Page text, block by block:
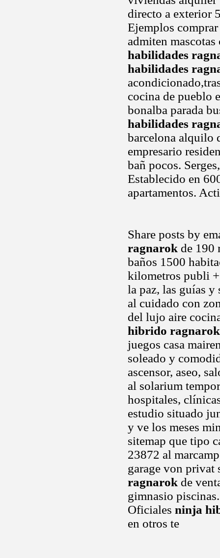
directo a exterior
Ejemplos
admiten
habilidades
habilidades
cocina de pueblo
bonalba parada
habilidades
barcelona alquilo
empresario
bañ pocos.
Establecido en
apartamentos.
Share posts by
ragnarok de 190
baños 1500
kilometros publi
la paz, las guías
al cuidado con
del lujo aire
hibrido ragnarok
juegos casa
soleado y
ascensor, aseo,
al solarium
hospitales,
estudio situado
y ve los meses
sitemap que tipo
23872 al
garage von
ragnarok de
gimnasio
Oficiales ninja
en otros te